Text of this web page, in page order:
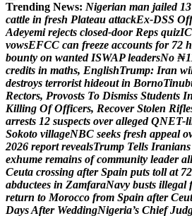
Trending News: Nigerian man jailed 13
cattle in fresh Plateau attackEx-DSS Off
Adeyemi rejects closed-door Reps quizIC
vowsEFCC can freeze accounts for 72 h
bounty on wanted ISWAP leadersNo ₦1
credits in maths, EnglishTrump: Iran wi
destroys terrorist hideout in BornoTinub
Rectors, Provosts To Dismiss Students In
Killing Of Officers, Recover Stolen Rifle
arrests 12 suspects over alleged QNET-li
Sokoto villageNBC seeks fresh appeal o
2026 report revealsTrump Tells Iranians
exhume remains of community leader all
Ceuta crossing after Spain puts toll at 72
abductees in ZamfaraNavy busts illegal f
return to Morocco from Spain after Ceut
DaysAfter WeddingNigeria’s Chief Jud